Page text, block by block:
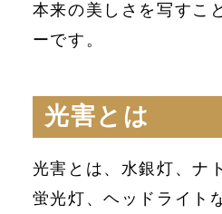
本来の美しさを写すこ
ーです。
光害とは
光害とは、水銀灯、ナ
蛍光灯、ヘッドライト